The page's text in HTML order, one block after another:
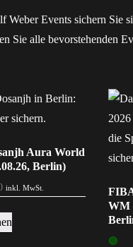
Weber Events sichern Sie
Sie alle bevorstehenden
Aura World
Berlin)
inkl. MwSt.
WM
🟢